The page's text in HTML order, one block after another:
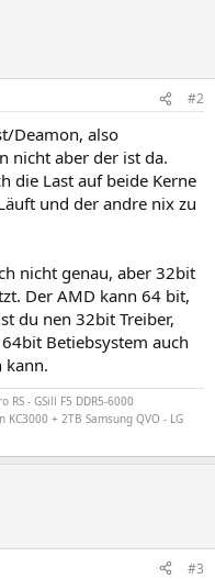
#2
Deamon, also
nicht aber der ist da.
die Last auf beide Kerne
und der andre nix zu
nicht genau, aber 32bit
Der AMD kann 64 bit,
du nen 32bit Treiber,
Betiebsystem auch
kann.
RS - GSill F5 DDR5-6000
KC3000 + 2TB Samsung QVO - LG
#3